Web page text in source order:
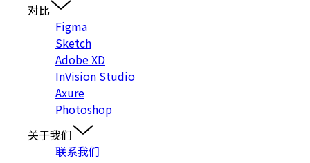
对比
Figma
Sketch
Adobe XD
InVision Studio
Axure
Photoshop
关于我们
联系我们